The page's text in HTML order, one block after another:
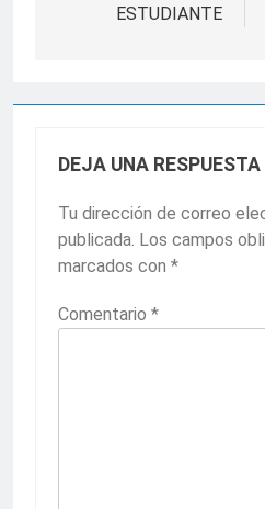
ESTUDIANTE
DEJA UNA RESPUESTA
Tu dirección de correo
publicada. Los campos
marcados con *
Comentario *